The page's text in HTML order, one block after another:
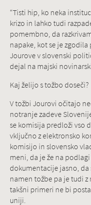
“Tisti hip, ko neka
krizo in lahko tudi
pomembno, da
napake, kot se je
Jourove v slovenski
dejal na majski
Kaj želijo s tožbo doseči?
V tožbi Jourovi očitajo
notranje zadeve
se komisija predloži vso
vključno z elektronsko
komisijo in slovensko
meni, da je že na
dokumentacije jasno, da
namen tožbe pa je tudi
takšni primeri ne bi
uniji.